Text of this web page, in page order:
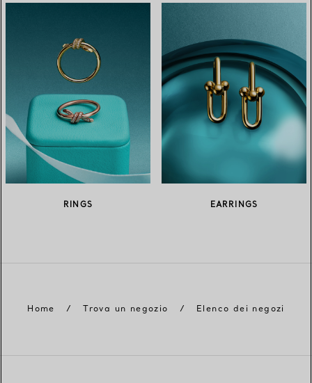
RINGS EARRINGS
Home / Trova un negozio / Elenco dei negozi